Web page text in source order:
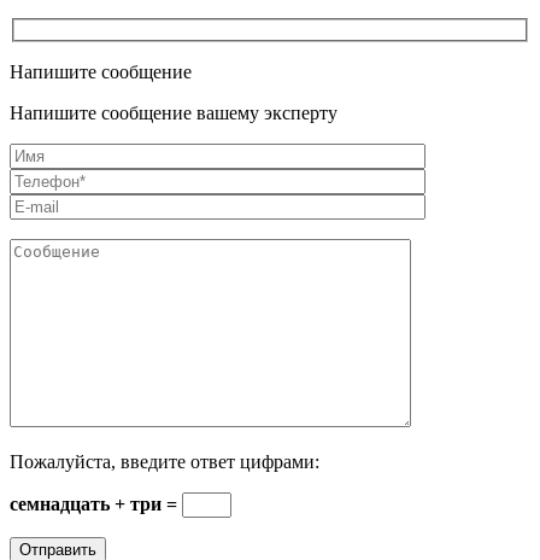
Напишите сообщение
Напишите сообщение вашему эксперту
Пожалуйста, введите ответ цифрами:
семнадцать + три =